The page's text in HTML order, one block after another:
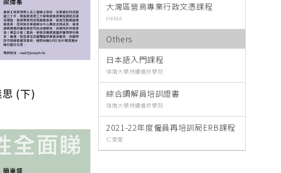
(下)
大灣區營商專業行政文憑課程
HKMA
Others
日本語入門課程
嶺南大學持續進修學院
綜合調解員培訓證書
嶺南大學持續進修學院
2021-22年度僱員再培訓局ERB課程
仁愛堂